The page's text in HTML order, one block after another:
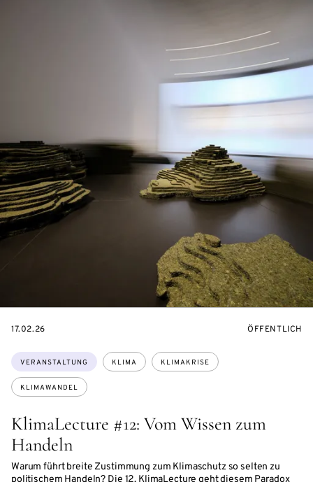
KlimaLecture #12: Vom Wissen zum
Handeln
Warum führt breite Zustimmung zum Klimaschutz so selten zu
politischem Handeln? Die 12. KlimaLecture geht diesem Paradox
Themen:
VERANSTALTUNG KLIMA KLIMAKRISE
KLIMAWANDEL
EVENTBEGINSON
17.02.26 ÖFFENTLICH